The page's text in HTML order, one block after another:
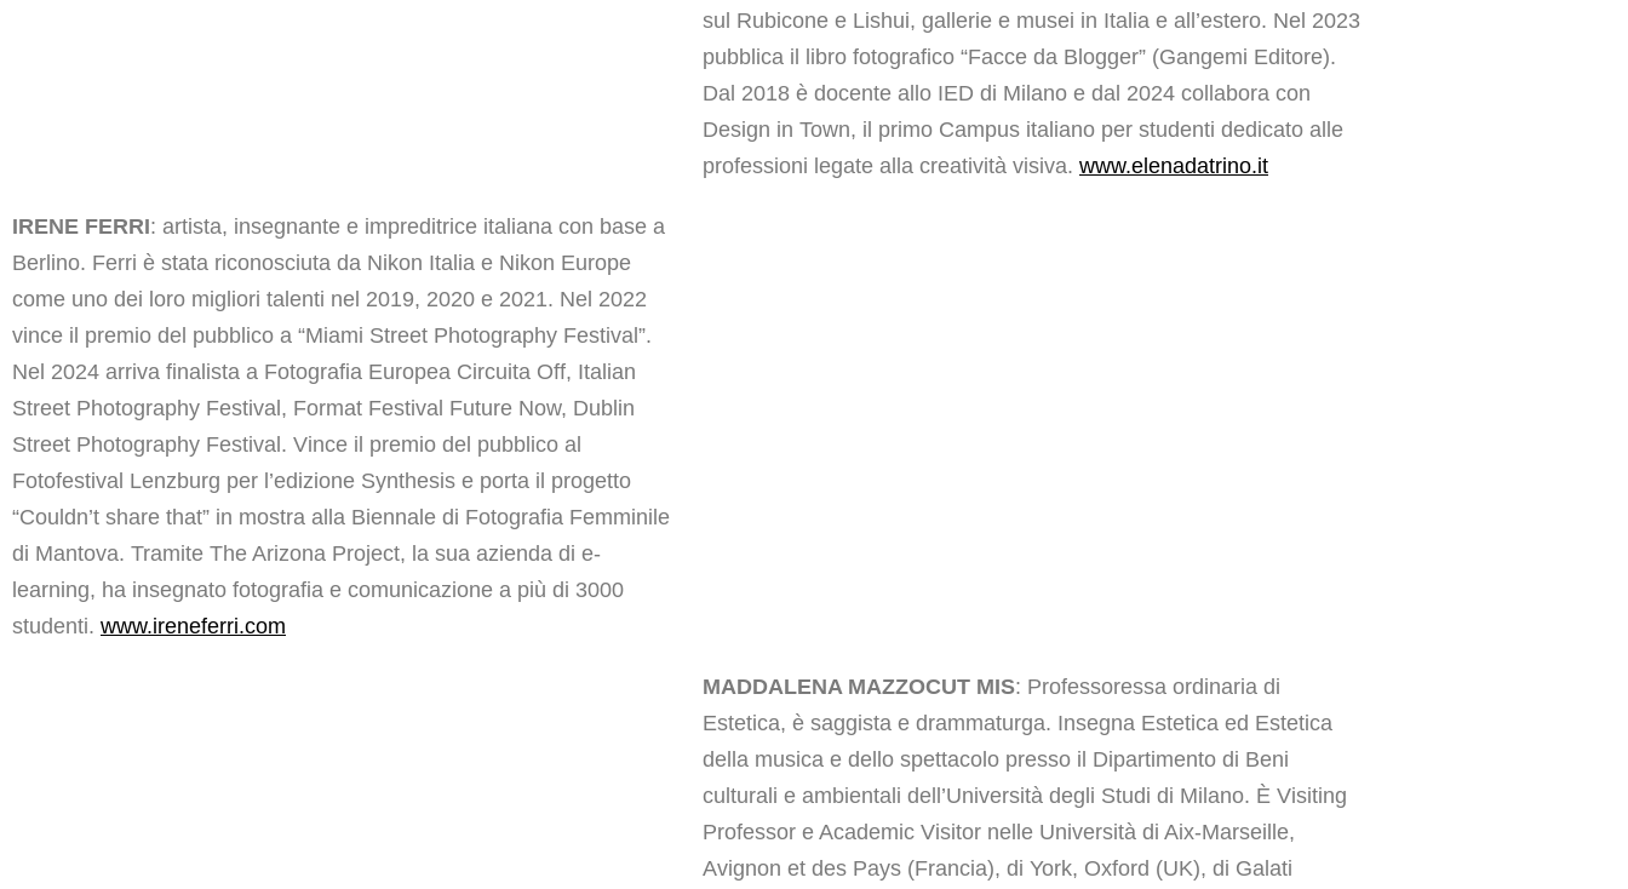
sul Rubicone e Lishui, gallerie e musei in Italia e all’estero. Nel 2023
pubblica il libro fotografico “Facce da Blogger” (Gangemi Editore).
Dal 2018 è docente allo IED di Milano e dal 2024 collabora con
Design in Town, il primo Campus italiano per studenti dedicato alle
professioni legate alla creatività visiva. www.elenadatrino.it
IRENE FERRI: artista, insegnante e impreditrice italiana con base a
Berlino. Ferri è stata riconosciuta da Nikon Italia e Nikon Europe
come uno dei loro migliori talenti nel 2019, 2020 e 2021. Nel 2022
vince il premio del pubblico a “Miami Street Photography Festival”.
Nel 2024 arriva finalista a Fotografia Europea Circuita Off, Italian
Street Photography Festival, Format Festival Future Now, Dublin
Street Photography Festival. Vince il premio del pubblico al
Fotofestival Lenzburg per l’edizione Synthesis e porta il progetto
“Couldn’t share that” in mostra alla Biennale di Fotografia Femminile
di Mantova. Tramite The Arizona Project, la sua azienda di e-
learning, ha insegnato fotografia e comunicazione a più di 3000
studenti. www.ireneferri.com
MADDALENA MAZZOCUT MIS: Professoressa ordinaria di
Estetica, è saggista e drammaturga. Insegna Estetica ed Estetica
della musica e dello spettacolo presso il Dipartimento di Beni
culturali e ambientali dell’Università degli Studi di Milano. È Visiting
Professor e Academic Visitor nelle Università di Aix-Marseille,
Avignon et des Pays (Francia), di York, Oxford (UK), di Galati